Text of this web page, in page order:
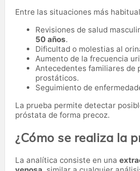
Entre las situaciones más
Revisiones de salud
50 años.
Dificultad o molestias al
Aumento de la frecuencia
Antecedentes familiares de
prostáticos.
Seguimiento de
La prueba permite detectar
próstata de forma precoz.
¿Cómo se realiza la
La analítica consiste en una